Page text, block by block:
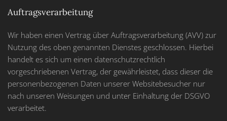
Auftragsverarbeitung
Wir haben einen Vertrag über Auftragsverarbeitung (AVV) zur
Nutzung des oben genannten Dienstes geschlossen. Hierbei
handelt es sich um einen datenschutzrechtlich
vorgeschriebenen Vertrag, der gewährleistet, dass dieser die
personenbezogenen Daten unserer Websitebesucher nur
nach unseren Weisungen und unter Einhaltung der DSGVO
verarbeitet.